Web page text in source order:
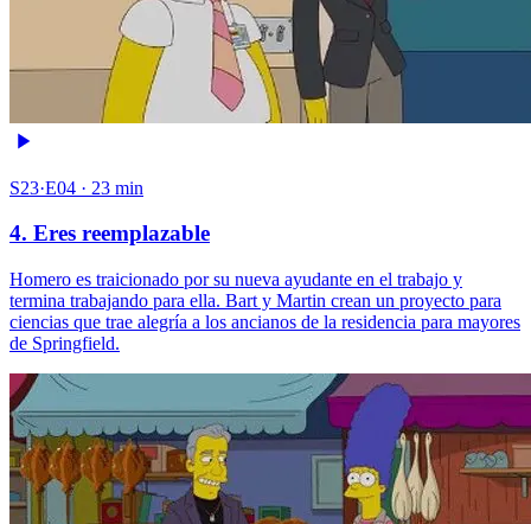
S23·E04 · 23 min
4. Eres reemplazable
Homero es traicionado por su nueva ayudante en el trabajo y
termina trabajando para ella. Bart y Martin crean un proyecto para
ciencias que trae alegría a los ancianos de la residencia para mayores
de Springfield.